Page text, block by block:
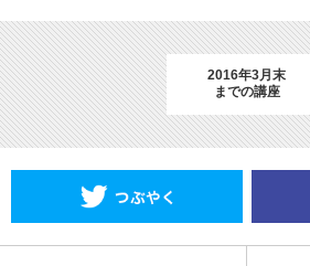
2016年3月末
までの講座